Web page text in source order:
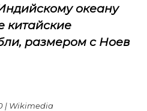
океану
китайские
размером с Ноев
| Wikimedia